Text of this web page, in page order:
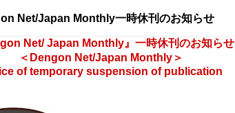
Net/Japan Monthly一時休刊のお知らせ
Net/ Japan Monthly』一時休刊のお知らせ
＜Dengon Net/Japan Monthly＞
of temporary suspension of publication